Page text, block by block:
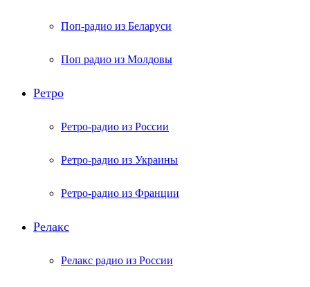
Поп-радио из Беларуси
Поп радио из Молдовы
Ретро
Ретро-радио из России
Ретро-радио из Украины
Ретро-радио из Франции
Релакс
Релакс радио из России